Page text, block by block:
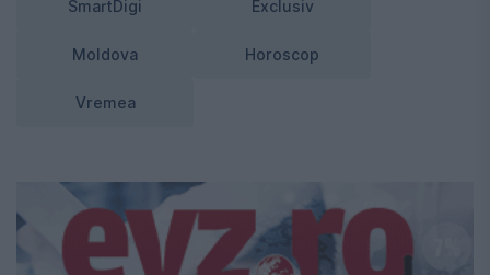
SmartDigi Exclusiv
Moldova Horoscop
Vremea